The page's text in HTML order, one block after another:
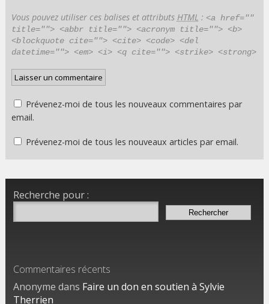
Vous pouvez utiliser ces balises et attributs HTML : <a href=""
title=""> <abbr title=""> <acronym title=""> <b>
<blockquote cite=""> <cite> <code> <del
datetime=""> <em> <i> <q cite=""> <strike> <strong>
Prévenez-moi de tous les nouveaux commentaires par
email.
Prévenez-moi de tous les nouveaux articles par email.
Recherche pour :
Commentaires récents
Anonyme dans Faire un don en soutien à Sylvie
Therrien